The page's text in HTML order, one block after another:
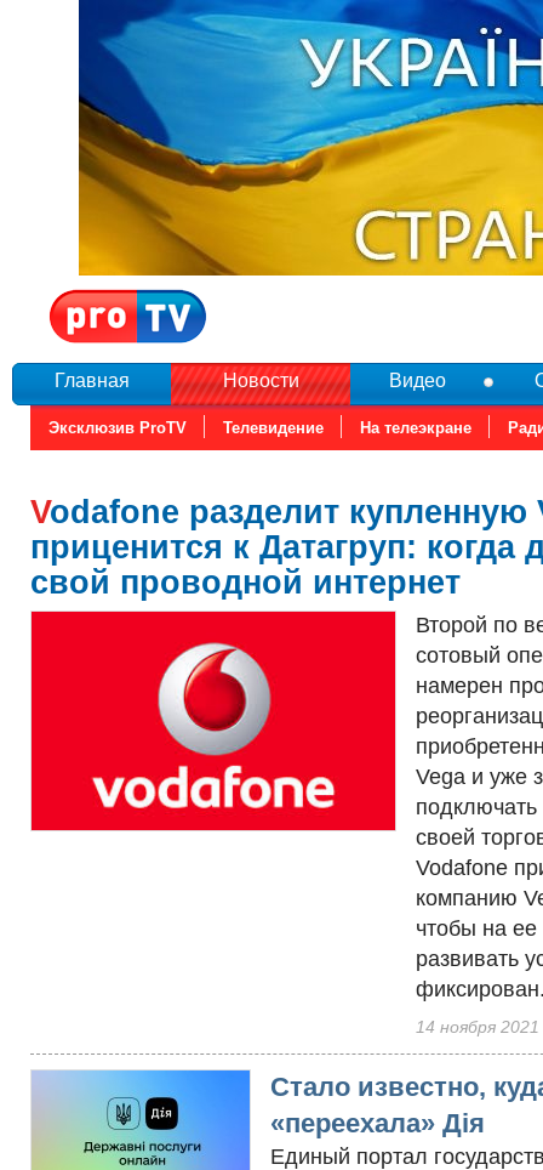
Главная Новости
Эксклюзив ProTV Телевидение На телеэкране
Видео
Vodafone разделит купленную Vega и
приценится к Датагруп: когда
свой проводной интернет
Второй по
сотовый
намерен
Vega и уже
своей
Vodafone
компанию
чтобы на ее
развивать
14 ноября 2021
Стало известно,
«переехала» Дія
Единый портал